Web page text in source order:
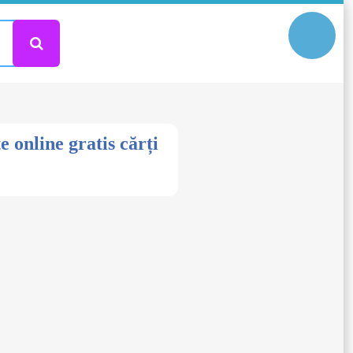
online gratis cărți